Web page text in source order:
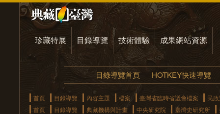
珍藏特展 目錄導覽 技術體驗 成果網站資源
目錄導覽首頁 HOTKEY快速導覽
首頁 目錄導覽 內容主題 檔案 臺灣省臨時省議會檔案
民
首頁
目錄導覽 典藏機構與計畫 中央研究院 臺灣史研究所